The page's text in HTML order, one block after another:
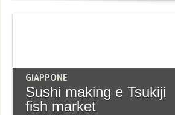
GIAPPONE
Sushi making e Tsukiji
fish market